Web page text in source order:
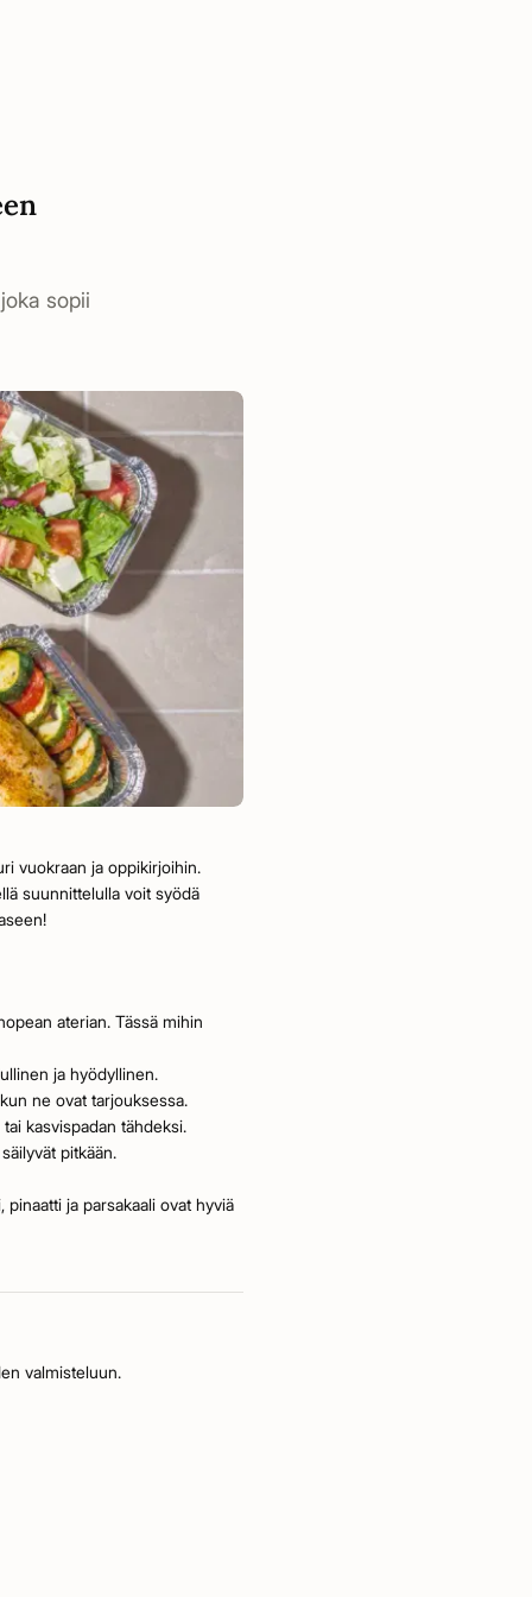
sopii
vuokraan ja oppikirjoihin.
suunnittelulla voit syödä
aterian. Tässä mihin
ja hyödyllinen.
ne ovat tarjouksessa.
kasvispadan tähdeksi.
pitkään.
ja parsakaali ovat hyviä
valmisteluun.